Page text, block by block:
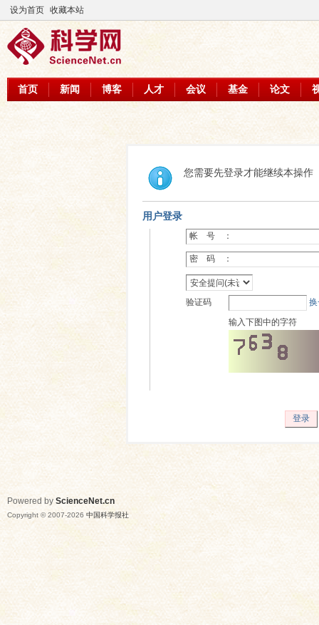
设为首页 收藏本站
首页 新闻 博客 人才 会议 基金 论文
您需要先登录才能继续本操作
用户登录
帐 号 ：
密 码 ：
验证码
输入下图中的字符
登录
Powered by ScienceNet.cn
Copyright © 2007-2026 中国科学报社